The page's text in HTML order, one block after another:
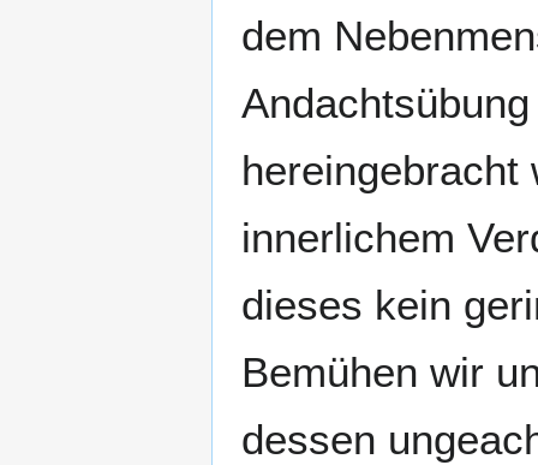
dem
hereingebracht
innerlichem
dieses kein
Bemühen wir
dessen